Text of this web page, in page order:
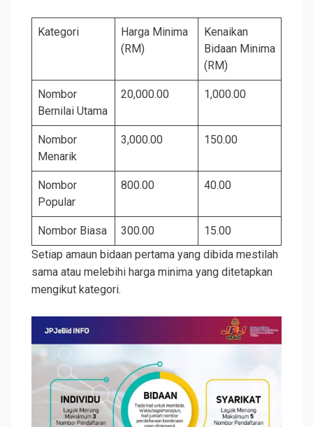
Kategori
Harga Minima
(RM)
Kenaikan
Bidaan Minima
(RM)
Nombor
Bernilai Utama
20,000.00 1,000.00
Nombor
Menarik
3,000.00 150.00
Nombor
Popular
800.00 40.00
Nombor Biasa 300.00
15.00
Setiap amaun bidaan pertama yang dibida mestilah
sama atau melebihi harga minima yang ditetapkan
mengikut kategori.